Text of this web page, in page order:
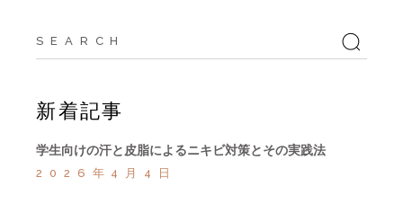
Search
for:
新着記事
学生向けの汗と皮脂によるニキビ対策とその実践法
2026年4月4日